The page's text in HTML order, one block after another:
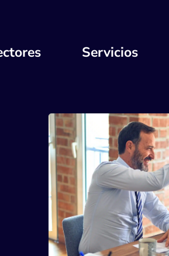
Servicios